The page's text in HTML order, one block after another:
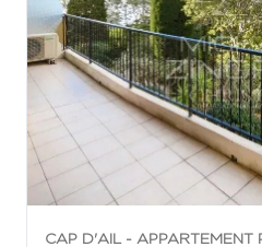
CAP D'AIL - APPARTEMENT